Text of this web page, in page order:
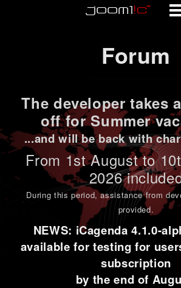
Forum
The developer takes
off for Summer
...and will be back with
From 1stAugust to
2026
During this period,assistance from
provided.
NEWS: iCagenda 4.1.0-
available for testing for
subscription
by the end of